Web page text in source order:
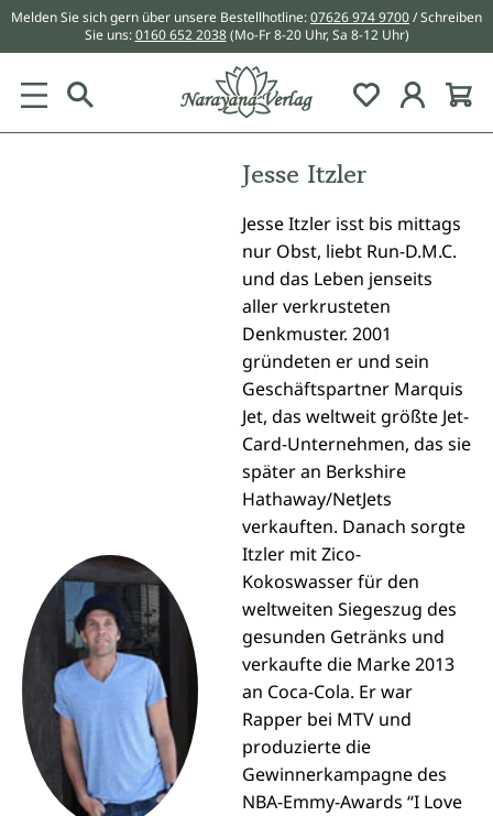
springen
Melden Sie sich gern über unsere Bestellhotline:07626 974 9700/ Schreiben
Sie uns:0160 652 2038 (Mo-Fr 8-20 Uhr, Sa 8-12 Uhr)
Du hast 0
Jesse Itzler
Jesse Itzler isst bis mittags
nur Obst, liebt Run-D.M.C.
und das Leben jenseits
aller verkrusteten
Denkmuster. 2001
gründeten er und sein
Geschäftspartner Marquis
Jet, das weltweit größte Jet-
Card-Unternehmen, das sie
später an Berkshire
Hathaway/NetJets
verkauften. Danach sorgte
Itzler mit Zico-
Kokoswasser für den
weltweiten Siegeszug des
gesunden Getränks und
verkaufte die Marke 2013
an Coca-Cola. Er war
Rapper bei MTV und
produzierte die
Gewinnerkampagne des
NBA-Emmy-Awards “I Love